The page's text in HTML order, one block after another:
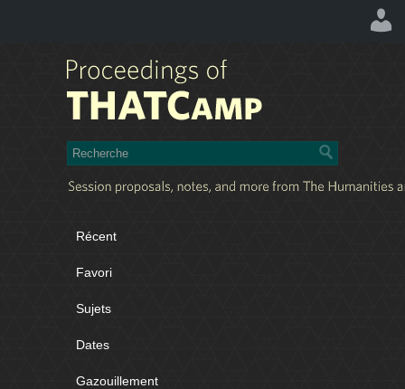
Récent
Favori
Sujets
Dates
Gazouillement